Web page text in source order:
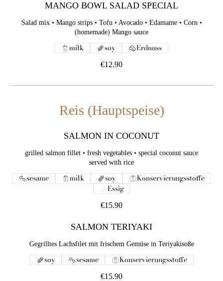
MANGO BOWL SALAD SPECIAL
Salad mix • Mango strips • Tofu • Avocado • Edamame • Corn •
(homemade) Mango sauce
€12.90
milk soy Erdnuss
Reis (Hauptspeise)
SALMON IN COCONUT
grilled salmon fillet • fresh vegetables • special coconut sauce
served with rice
€15.90
sesame milk soy
Konservierungsstoffe
Essig
SALMON TERIYAKI
Gegrilltes Lachsfilet mit frischem Gemüse in Teriyakisoße
€15.90
soy sesame Konservierungsstoffe